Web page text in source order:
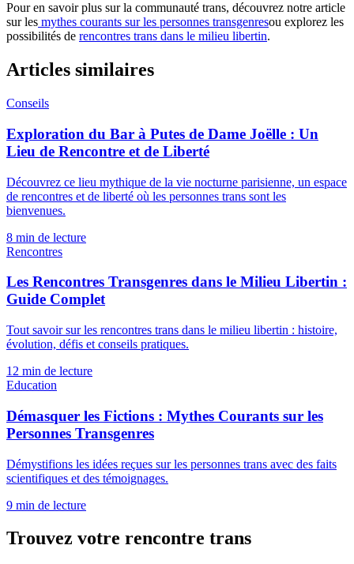
Pour en savoir plus sur la communauté trans, découvrez notre article
sur les mythes courants sur les personnes transgenresou explorez les
possibilités de rencontres trans dans le milieu libertin.
Articles similaires
Conseils
Exploration du Bar à Putes de Dame Joëlle : Un
Lieu de Rencontre et de Liberté
Découvrez ce lieu mythique de la vie nocturne parisienne, un espace
de rencontres et de liberté où les personnes trans sont les
bienvenues.
8 min de lecture
Rencontres
Les Rencontres Transgenres dans le Milieu Libertin :
Guide Complet
Tout savoir sur les rencontres trans dans le milieu libertin : histoire,
évolution, défis et conseils pratiques.
12 min de lecture
Education
Démasquer les Fictions : Mythes Courants sur les
Personnes Transgenres
Démystifions les idées reçues sur les personnes trans avec des faits
scientifiques et des témoignages.
9 min de lecture
Trouvez votre rencontre trans